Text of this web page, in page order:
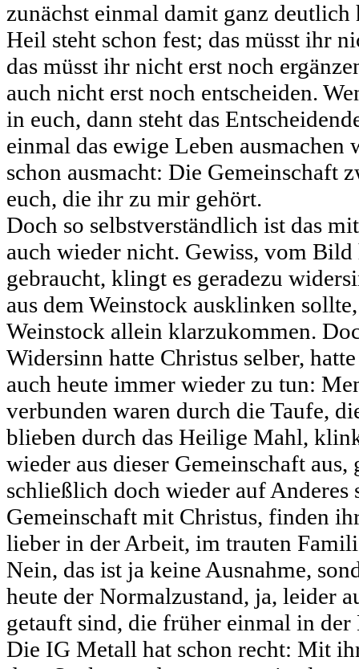
zunächst einmal damit ganz deutlich
Heil steht schon fest; das müsst ihr
das müsst ihr nicht erst noch
auch nicht erst noch entscheiden.
in euch, dann steht das
einmal das ewige Leben ausmachen
schon ausmacht: Die Gemeinschaft
euch, die ihr zu mir gehört.
Doch so selbstverständlich ist das
auch wieder nicht. Gewiss, vom Bild
gebraucht, klingt es geradezu
aus dem Weinstock ausklinken
Weinstock allein klarzukommen.
Widersinn hatte Christus selber,
auch heute immer wieder zu tun:
verbunden waren durch die Taufe,
blieben durch das Heilige Mahl,
wieder aus dieser Gemeinschaft
schließlich doch wieder auf Anderes
Gemeinschaft mit Christus, finden
lieber in der Arbeit, im trauten
Nein, das ist ja keine Ausnahme,
heute der Normalzustand, ja, leider
getauft sind, die früher einmal in der
Die IG Metall hat schon recht: Mit